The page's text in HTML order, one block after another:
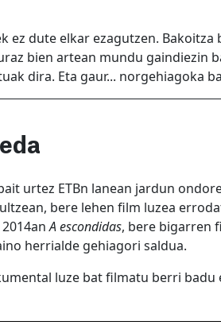
ez dute elkar ezagutzen.
bien artean mundu gaindiezin
dira. Eta gaur... norgehiagoka
urtez ETBn lanean jardun
bere lehen film luzea
A escondidas, bere bigarren
herrialde gehiagori saldua.
luze bat filmatu berri